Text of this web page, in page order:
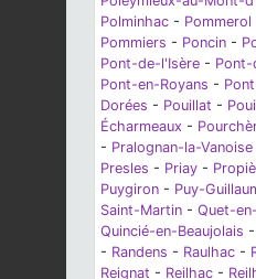
Polminhac - Pommerol
Pommiers - Poncin -
Pont-de-l'Isère - Pont-
Pont-en-Royans -
Dorées - Pouillat -
Écharmeaux -
- Pralognan-la-Vanoise
Presles - Priay -
Puygiron - Puy-
Saint-Martin - Quet-
Quincié-en-Beaujolais -
- Randens - Raulhac -
Reignat - Reilhac -